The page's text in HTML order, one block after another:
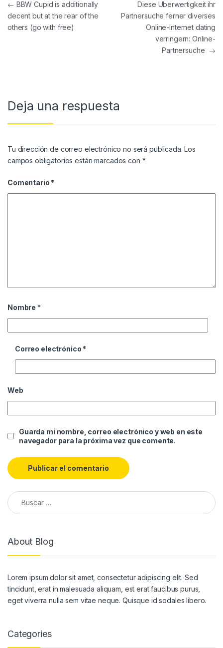
Navegación de entradas
← BBW Cupid is additionally
decent but at the rear of the
others (go with free)
Diese Uberwertigkeit ihr
Partnersuche ferner diverses
Online-Internet dating
verringern: Online-
Partnersuche →
Deja una respuesta
Tu dirección de correo electrónico no será publicada. Los
campos obligatorios están marcados con *
Comentario *
Nombre *
Correo electrónico *
Web
Guarda mi nombre, correo electrónico y web en este
navegador para la próxima vez que comente.
Buscar:
About Blog
Lorem ipsum dolor sit amet, consectetur adipiscing elit. Sed
tincidunt, erat in malesuada aliquam, est erat faucibus purus,
eget viverra nulla sem vitae neque. Quisque id sodales libero.
Categories